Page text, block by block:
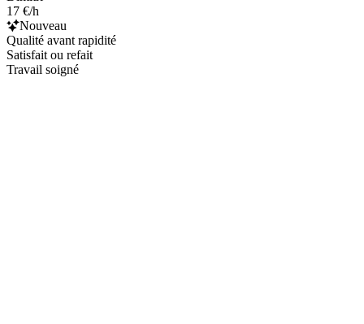
17 €/h
Nouveau
Qualité avant rapidité
Satisfait ou refait
Travail soigné